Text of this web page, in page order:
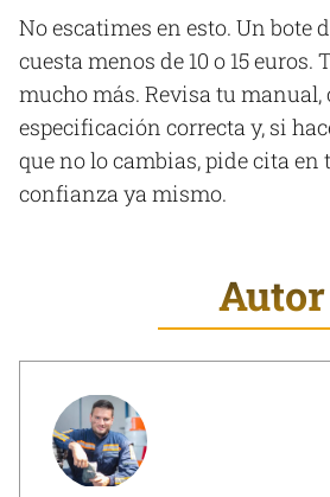
No escatimes en esto. Un bote
cuesta menos de 10 o 15 euros.
mucho más. Revisa tu manual,
especificación correcta y, si
que no lo cambias, pide cita en
confianza ya mismo.
Autor